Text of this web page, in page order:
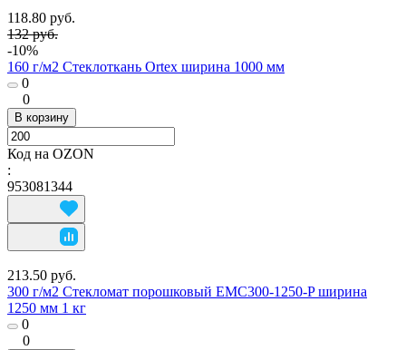
118.80 руб.
132 руб.
-10%
160 г/м2 Стеклоткань Ortex ширина 1000 мм
0
0
В корзину
Код на OZON
:
953081344
213.50 руб.
300 г/м2 Стекломат порошковый EMC300-1250-P ширина
1250 мм 1 кг
0
0